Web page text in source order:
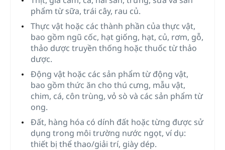
phẩm từ sữa, trái cây, rau củ.
Thực vật hoặc các thành phần của thực vật,
bao gồm ngũ cốc, hạt giống, hạt, củ, rơm, gỗ,
thảo dược truyền thống hoặc thuốc từ thảo
dược.
Động vật hoặc các sản phẩm từ động vật,
bao gồm thức ăn cho thú cưng, mẫu vật,
chim, cá, côn trùng, vỏ sò và các sản phẩm từ
ong.
Đất, hàng hóa có dính đất hoặc từng được sử
dụng trong môi trường nước ngọt, ví dụ:
thiết bị thể thao/giải trí, giày dép.